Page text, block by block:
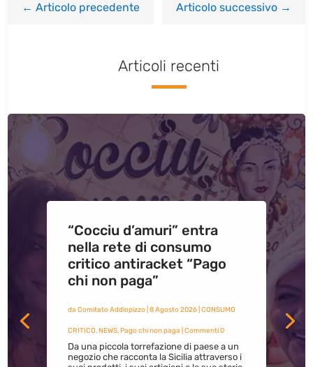
←Articolo precedente Articolo successivo→
Articoli recenti
“Cocciu d’amuri” entra
nella rete di consumo
critico antiracket “Pago
chi non paga”
da Comitato Addiopizzo| 8 Agosto 2026| CONSUMO
CRITICO,NEWS,Pago chi non paga | Commenti 0
Da una piccola torrefazione di paese a un
negozio che racconta la Sicilia attraverso i